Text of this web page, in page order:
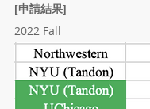
[申請結果]
2022 Fall